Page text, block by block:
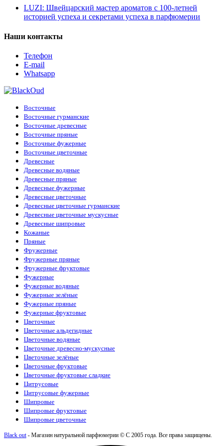
Floraiku (1)
Franck Boclet (2)
Frederic Malle (1)
Giardini Di Toscana
Givenchy
Goldfield & Banks Australia
Gritty (1)
Guess
Hermes (2)
Histoires de Parfums
Hormone Paris (5)
Hugo Boss (13)
Initio Parfums (11)
Jaguar (1)
Jean Paul Gaultier
Jil Sander (1)
Jo Malone (12)
John Varvatos (1)
Joop! (1)
Juliette Has A Gun (3)
Kajal (4)
Katty Perry (1)
Kayali (3)
Kenzo
Kilian (26)
La Sultane de Saba
Lacoste (10)
Lanvin (3)
Lattafa Perfumes (51)
Le Labo (15)
Loewe (1)
Louis Vuitton (18)
Maison Crivelli
Maison Francis Kurkdjian
Maison Martin Margiela
Mancera (6)
Marc Antoine Barrois
Marc Jacobs (1)
Mazzolari (1)
Memo (15)
Mercedes-Benz (1)
Moncler (1)
Montale (15)
Montblanc (3)
Morph (1)
(1)
Черника (1)
Шампанское (1)
Яблоко (1)
LUZI: Швейцарский мастер ароматов с 100-летней
историей успеха и секретами успеха в парфюмерии
Наши контакты
Телефон
E-mail
Whatsapp
Восточные
Восточные гурманские
Восточные древесные
Восточные пряные
Восточные фужерные
Восточные цветочные
Древесные
Древесные водяные
Древесные пряные
Древесные фужерные
Древесные цветочные
Древесные цветочные гурманские
Древесные цветочные мускусные
Древесные шипровые
Кожаные
Пряные
Фружерные
Фружерные пряные
Фружерные фруктовые
Фужерные
Фужерные водяные
Фужерные зелёные
Фужерные пряные
Фужерные фруктовые
Цветочные
Цветочные альдегидные
Цветочные водяные
Цветочные древесно-мускусные
Цветочные зелёные
Цветочные фруктовые
Цветочные фруктовые сладкие
Цитрусовые
Цитрусовые фужерные
Шипровые
Шипровые фруктовые
Шипровые цветочные
Black out- Магазин натуральной парфюмерии © С 2005 года. Все права защищены.